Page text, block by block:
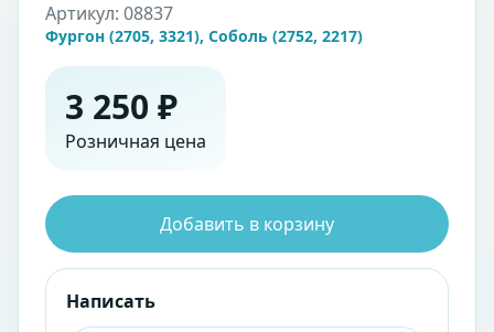
Артикул: 08837
Фургон (2705, 3321), Соболь (2752, 2217)
3 250 ₽
Розничная цена
Добавить в корзину
Написать